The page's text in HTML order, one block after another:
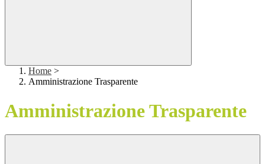
Home >
Amministrazione Trasparente
Amministrazione Trasparente